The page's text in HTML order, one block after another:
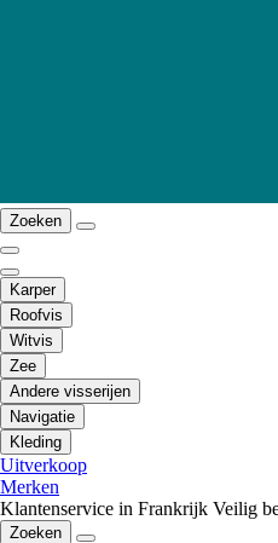
Zoeken
Karper
Roofvis
Witvis
Zee
Andere visserijen
Navigatie
Kleding
Uitverkoop
Merken
Klantenservice in Frankrijk Veilig
Zoeken